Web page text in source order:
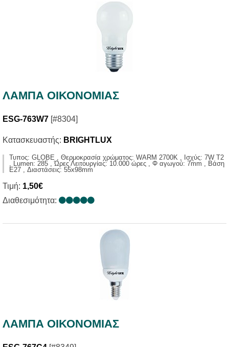
ΛΑΜΠΑ ΟΙΚΟΝΟΜΙΑΣ
ESG-763W7 [#8304]
Κατασκευαστής: BRIGHTLUX
Τυπος: GLOBE , Θερμοκρασία χρώματος: WARM 2700K , Ισχύς: 7W T2
, Lumen: 285 , Ώρες Λειτουργίας: 10.000 ώρες , Φ αγωγού: 7mm , Βάση
E27 , Διαστάσεις: 55x98mm
Τιμή: 1,50€
Διαθεσιμότητα:
ΛΑΜΠΑ ΟΙΚΟΝΟΜΙΑΣ